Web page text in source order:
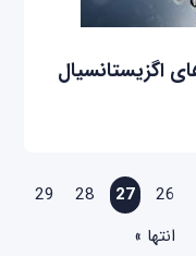
اگزیستانسیال
26
27
28
29
انتها »